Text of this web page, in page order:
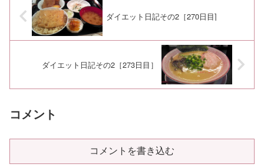
ダイエット日記その2［270日目]
ダイエット日記その2［273日目］
コメント
コメントを書き込む